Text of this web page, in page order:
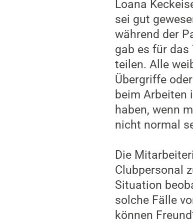
Loana
sei gut
während der
gab es für das
teilen. Alle
Übergriffe
beim Arbeiten
haben, wenn
nicht normal
Die
Clubpersonal
Situation
solche Fälle
können